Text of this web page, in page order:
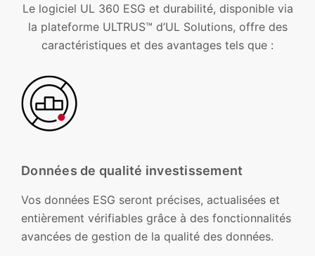
Le logiciel UL 360 ESG et durabilité, disponible via
la plateforme ULTRUS™ d’UL Solutions, offre des
caractéristiques et des avantages tels que :
Données de qualité investissement
Vos données ESG seront précises, actualisées et
entièrement vérifiables grâce à des fonctionnalités
avancées de gestion de la qualité des données.